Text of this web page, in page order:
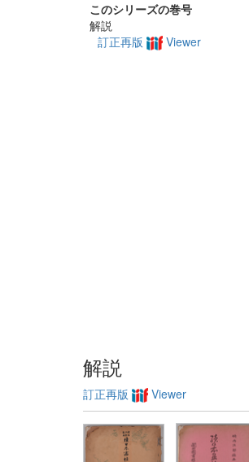
このシリーズの巻号
解説
訂正再版
Viewer
解説
訂正再版 Viewer